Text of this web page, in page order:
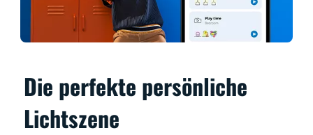
Die perfekte persönliche
Lichtszene